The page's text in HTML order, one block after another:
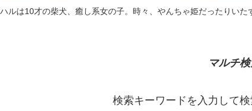
ルは10才の柴犬、癒し系女の子。時々、やんちゃ姫だったりい
マルチ
検索キーワードを入力して